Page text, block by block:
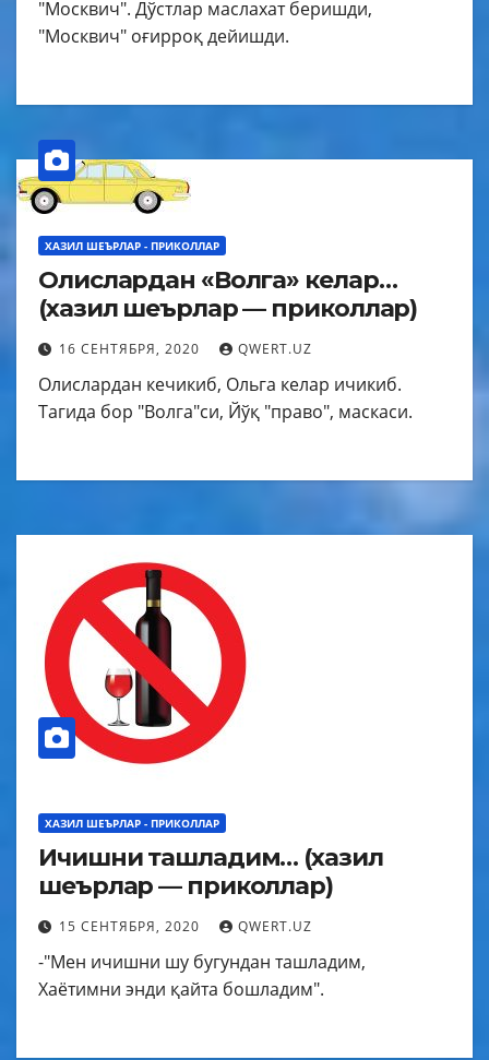
"Москвич". Дўстлар маслахат беришди,
"Москвич" оғирроқ дейишди.
ХАЗИЛ ШЕЪРЛАР - ПРИКОЛЛАР
Олислардан «Волга» келар…
(хазил шеърлар — приколлар)
16 СЕНТЯБРЯ, 2020 QWERT.UZ
Олислардан кечикиб, Ольга келар ичикиб.
Тагида бор "Волга"си, Йўқ "право", маскаси.
ХАЗИЛ ШЕЪРЛАР - ПРИКОЛЛАР
Ичишни ташладим… (хазил
шеърлар — приколлар)
15 СЕНТЯБРЯ, 2020 QWERT.UZ
-"Мен ичишни шу бугундан ташладим,
Хаётимни энди қайта бошладим".